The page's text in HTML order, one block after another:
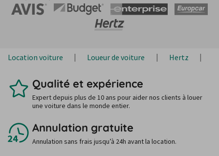
Location voiture Loueur de voiture Hertz
Qualité et expérience
Expert depuis plus de 10 ans pour aider nos clients à louer
une voiture dans le monde entier.
Annulation gratuite
Annulation sans frais jusqu’à 24h avant la location.